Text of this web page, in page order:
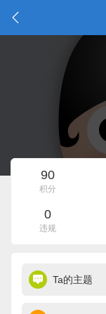
90
积分
0
违规
Ta的主题